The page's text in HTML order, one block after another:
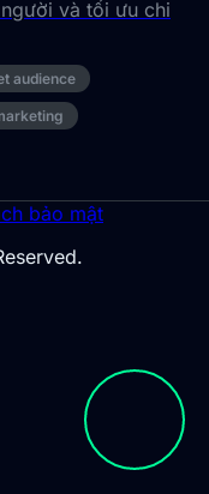
và tối ưu chi
audience
bảo mật